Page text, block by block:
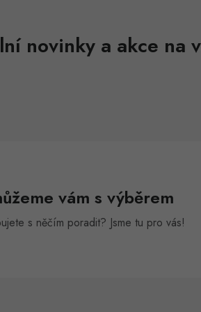
novinky a akce na
vám s výběrem
s něčím poradit? Jsme tu pro vás!